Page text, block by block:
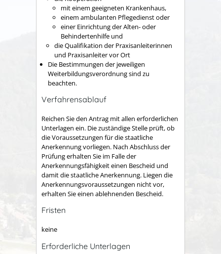
mit einem geeigneten Krankenhaus,
einem ambulanten Pflegedienst oder
einer Einrichtung der Alten- oder
Behindertenhilfe und
die Qualifikation der Praxisanleiterinnen
und Praxisanleiter vor Ort
Die Bestimmungen der jeweiligen
Weiterbildungsverordnung sind zu
beachten.
Verfahrensablauf
Reichen Sie den Antrag mit allen erforderlichen
Unterlagen ein. Die zuständige Stelle prüft, ob
die Voraussetzungen für die staatliche
Anerkennung vorliegen. Nach Abschluss der
Prüfung erhalten Sie im Falle der
Anerkennungsfähigkeit einen Bescheid und
damit die staatliche Anerkennung. Liegen die
Anerkennungsvoraussetzungen nicht vor,
erhalten Sie einen ablehnenden Bescheid.
Fristen
keine
Erforderliche Unterlagen